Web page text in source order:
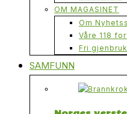
OM MAGASINET
Om
Våre 118
Fri gjenbruk
SAMFUNN